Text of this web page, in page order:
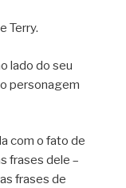
Terry.
lado do seu
personagem
com o fato de
frases dele –
frases de